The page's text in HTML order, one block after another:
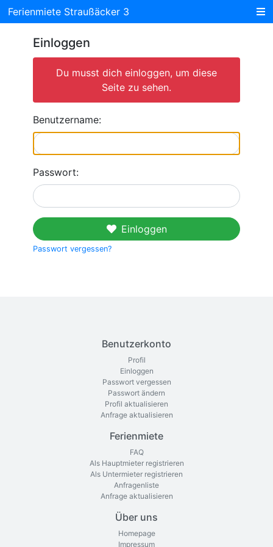
Ferienmiete Straußäcker 3
Einloggen
Du musst dich einloggen, um diese
Seite zu sehen.
Benutzername:
Passwort:
Einloggen
Passwort vergessen?
Benutzerkonto
Profil
Einloggen
Passwort vergessen
Passwort ändern
Profil aktualisieren
Anfrage aktualisieren
Ferienmiete
FAQ
Als Hauptmieter registrieren
Als Untermieter registrieren
Anfragenliste
Anfrage aktualisieren
Über uns
Homepage
Impressum